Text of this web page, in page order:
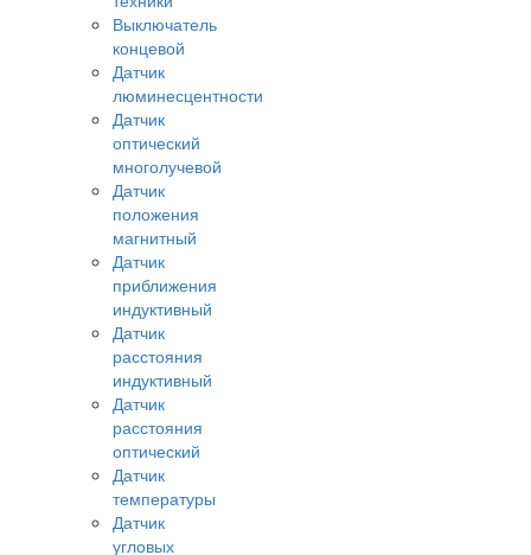
Выключатель
концевой
Датчик
люминесцентности
Датчик
оптический
многолучевой
Датчик
положения
магнитный
Датчик
приближения
индуктивный
Датчик
расстояния
индуктивный
Датчик
расстояния
оптический
Датчик
температуры
Датчик
угловых